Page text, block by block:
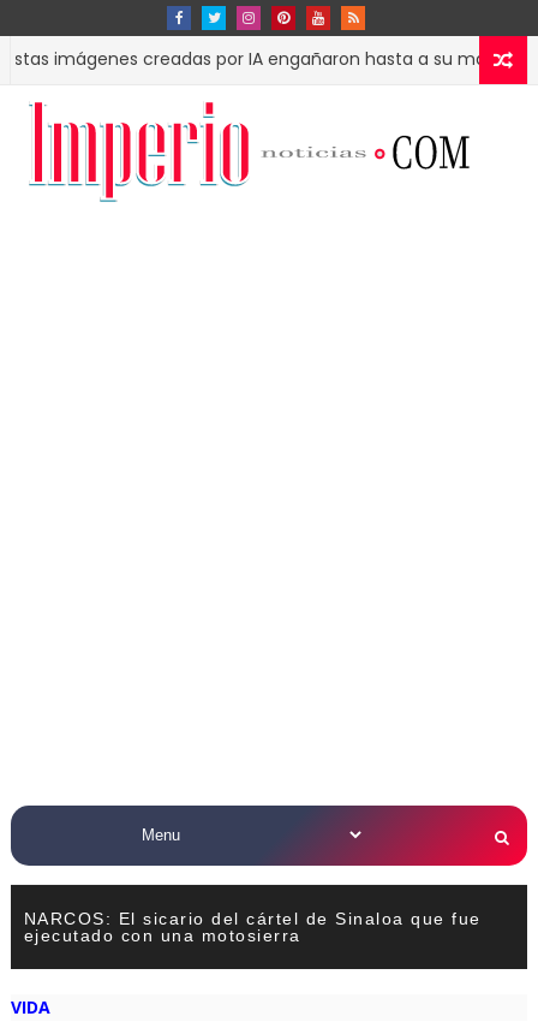
creadas por IA engañaron hasta a su madre
NARCOS: El sicario del cártel de Sinaloa que fue
ejecutado con una motosierra
VIDA